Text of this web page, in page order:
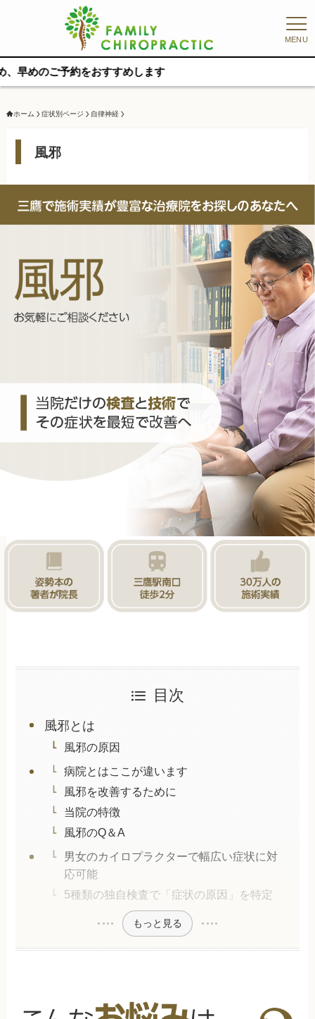
MENU
おすすめします
ホーム 症状別ページ 自律神経
風邪
目次
風邪とは
風邪の原因
病院とはここが違います
風邪を改善するために
当院の特徴
風邪のQ＆A
男女のカイロプラクターで幅広い症状に対
応可能
5種類の独自検査で「症状の原因」を特定
もっと見る